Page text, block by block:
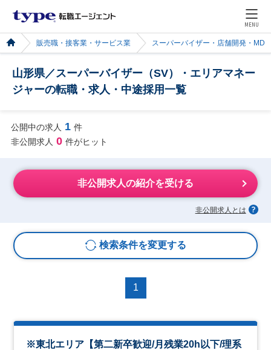
MENU
販売職・接客業・サービス業 スーパーバイザー・店舗開発・MD
山形県／スーパーバイザー（SV）・エリアマネー
ジャーの転職・求人・中途採用一覧
公開中の求人 1 件
非公開求人 0 件がヒット
非公開求人の紹介を受ける
非公開求人とは
検索条件を変更する
1
※東北エリア【第二新卒歓迎/月残業20h以下/理系